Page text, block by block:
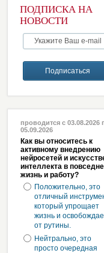
ПОДПИСКА НА
НОВОСТИ
проводится с 03.08.2026
05.09.2026
Как вы относитесь к
активному внедрению
нейросетей и
интеллекта в
жизнь и работу?
Положительно, это
отличный
который упрощает
жизнь и
от рутины.
Нейтрально, это
просто очередная